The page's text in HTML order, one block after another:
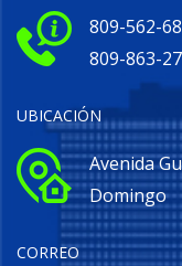
809-562-
809-863-
UBICACIÓN
Avenida
Domingo
CORREO